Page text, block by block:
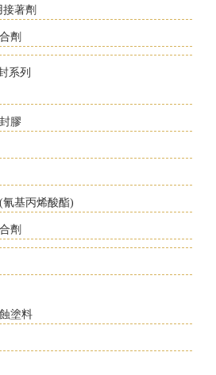
接著劑
劑
系列
膠
基丙烯酸酯)
劑
塗料